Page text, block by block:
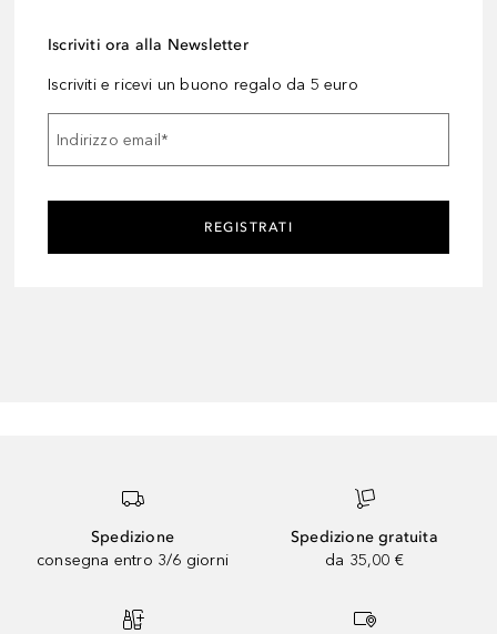
Iscriviti ora alla Newsletter
Iscriviti e ricevi un buono regalo da 5 euro
Indirizzo email *
REGISTRATI
Spedizione
consegna entro 3/6 giorni
Spedizione gratuita
da 35,00 €